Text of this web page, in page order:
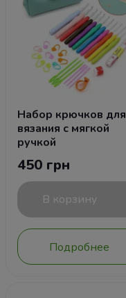
Набор крючков для
вязания с мягкой
ручкой
450 грн
В корзину
Подробнее